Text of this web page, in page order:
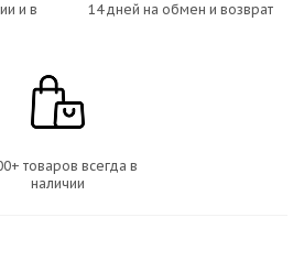
и в
14 дней на обмен и возврат
товаров всегда в
наличии